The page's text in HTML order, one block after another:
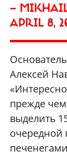
—
APRIL 8,
Алексей
прежде
выделить